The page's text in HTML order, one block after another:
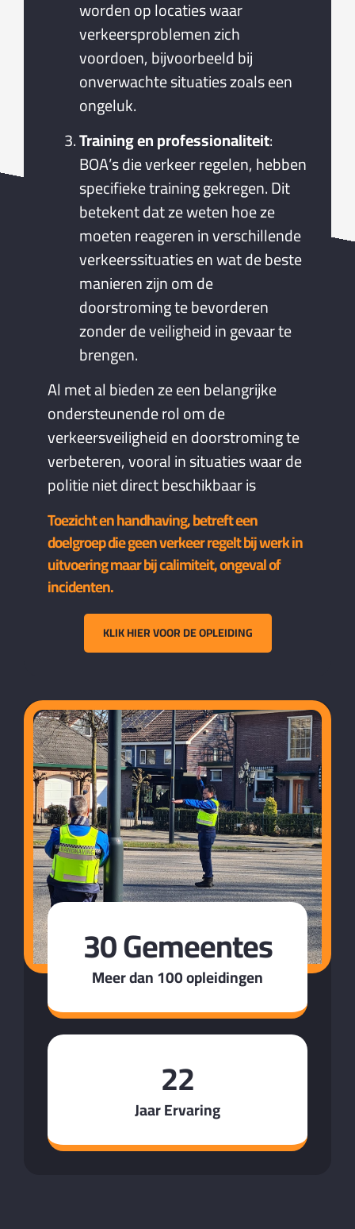
worden op locaties waar
verkeersproblemen zich
voordoen, bijvoorbeeld bij
onverwachte situaties zoals een
ongeluk.
Training en professionaliteit:
BOA’s die verkeer regelen, hebben
specifieke training gekregen. Dit
betekent dat ze weten hoe ze
moeten reageren in verschillende
verkeerssituaties en wat de beste
manieren zijn om de
doorstroming te bevorderen
zonder de veiligheid in gevaar te
brengen.
Al met al bieden ze een belangrijke
ondersteunende rol om de
verkeersveiligheid en doorstroming te
verbeteren, vooral in situaties waar de
politie niet direct beschikbaar is
Toezicht en handhaving, betreft een
doelgroep die geen verkeer regelt bij werk in
uitvoering maar bij calimiteit, ongeval of
incidenten.
KLIK HIER VOOR DE OPLEIDING
30 Gemeentes
Meer dan 100 opleidingen
22
Jaar Ervaring